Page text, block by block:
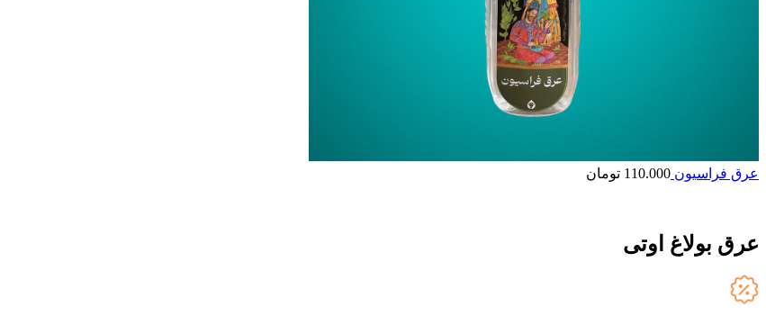
عرق فراسیون 110.000 تومان
عرق بولاغ اوتی